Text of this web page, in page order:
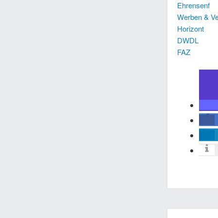
Ehrensenf
Werben &
Horizont
DWDL
FAZ